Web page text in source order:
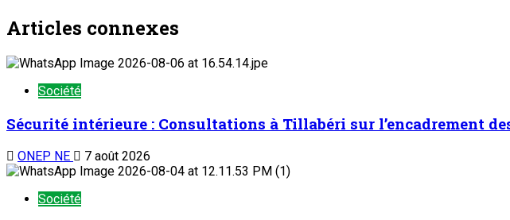
Articles connexes
Société
Sécurité intérieure : Consultations à Tillabéri sur l’encadrement
ONEP NE 7 août 2026
Société